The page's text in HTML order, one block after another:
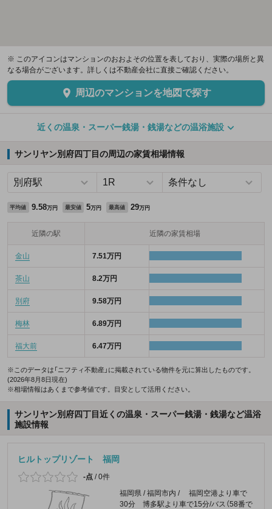
※ このアイコンはマンションのおおよその位置を表しており、実際の場所と異
なる場合がございます。詳しくは不動産会社に直接ご確認ください。
周辺のマンションを地図で探す
近くの温泉・スーパー銭湯・銭湯などの温浴施設
サンリヤン別府四丁目の周辺の家賃相場情報
平均値 9.58万円 最安値 5万円 最高値 29万円
近隣の駅 近隣の家賃相場
金山 7.51万円
茶山 8.2万円
別府 9.58万円
梅林 6.89万円
福大前 6.47万円
※このデータは「ニフティ不動産」に掲載されている物件を元に算出したものです。
(2026年8月8日現在)
※相場情報はあくまで参考値です。目安として活用ください。
サンリヤン別府四丁目近くの温泉・スーパー銭湯・銭湯など温浴
施設情報
ヒルトップリゾート 福岡
-点 /0件
福岡県 / 福岡市内 / 福岡空港より車で
30分 博多駅より車で15分/バス（58番で